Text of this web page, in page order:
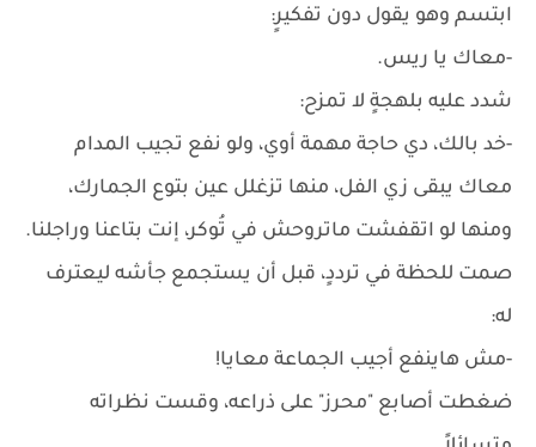
ابتسم وهو يقول دون تفكيرٍ:
-معاك يا ريس.
شدد عليه بلهجةٍ لا تمزح:
-خد بالك، دي حاجة مهمة أوي، ولو نفع تجيب المدام
معاك يبقى زي الفل، منها تزغلل عين بتوع الجمارك،
ومنها لو اتقفشت ماتروحش في تُوكر، إنت بتاعنا وراجلنا.
صمت للحظة في ترددٍ، قبل أن يستجمع جأشه ليعترف
له:
-مش هاينفع أجيب الجماعة معايا!
ضغطت أصابع "محرز" على ذراعه، وقست نظراته